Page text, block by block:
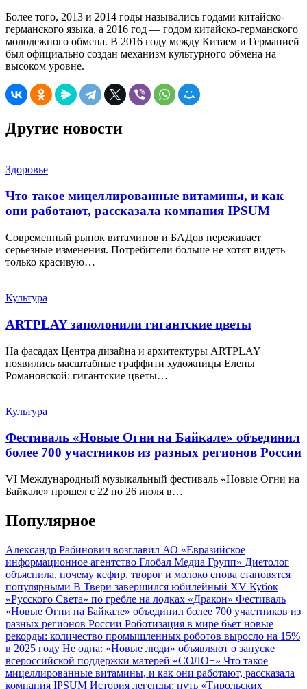
Более того, 2013 и 2014 годы назывались годами китайско-
германского языка, а 2016 год — годом китайско-германского
молодежного обмена. В 2016 году между Китаем и Германией
был официально создан механизм культурного обмена на
высоком уровне.
Другие новости
Здоровье
Что такое мицеллированные витамины, и как
они работают, рассказала компания IPSUM
Современный рынок витаминов и БАДов переживает
серьезные изменения. Потребители больше не хотят видеть
только красивую…
Культура
ARTPLAY заполонили гигантские цветы
На фасадах Центра дизайна и архитектуры ARTPLAY
появились масштабные граффити художницы Елены
Романовской: гигантские цветы…
Культура
Фестиваль «Новые Огни на Байкале» объединил
более 700 участников из разных регионов России
VI Международный музыкальный фестиваль «Новые Огни на
Байкале» прошел с 22 по 26 июля в…
Популярное
Александр Рабинович возглавил АО «Евразийское
информационное агентство Глобал Медиа Групп» Диетолог
объяснила, почему кефир, творог и молоко снова становятся
популярными В Твери завершился юбилейный XV Кубок
«Русского Света» по гребле на лодках «Дракон» Фестиваль
«Новые Огни на Байкале» объединил более 700 участников из
разных регионов России Роботизация в мире бьет новые
рекорды: количество промышленных роботов выросло на 15%
в 2025 году Не одна: «Новые люди» объявляют о запуске
всероссийской поддержки матерей «СОЛО+» Что такое
мицеллированные витамины, и как они работают, рассказала
компания IPSUM История легенды: путь «Тирольских